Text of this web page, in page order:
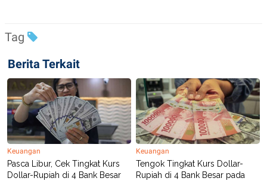
Tag
Berita Terkait
Keuangan
Pasca Libur, Cek Tingkat Kurs
Dollar-Rupiah di 4 Bank Besar
Keuangan
Tengok Tingkat Kurs Dollar-
Rupiah di 4 Bank Besar pada